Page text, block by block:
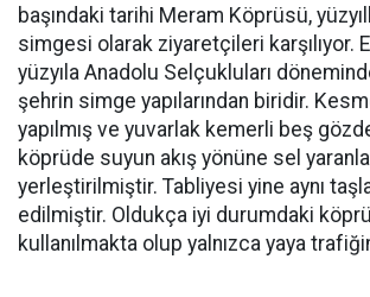
başındaki tarihi Meram Köprüsü,
simgesi olarak ziyaretçileri karşılıyor.
yüzyıla Anadolu Selçukluları
şehrin simge yapılarından biridir.
yapılmış ve yuvarlak kemerli beş
köprüde suyun akış yönüne sel
yerleştirilmiştir. Tabliyesi yine aynı
edilmiştir. Oldukça iyi durumdaki
kullanılmakta olup yalnızca yaya